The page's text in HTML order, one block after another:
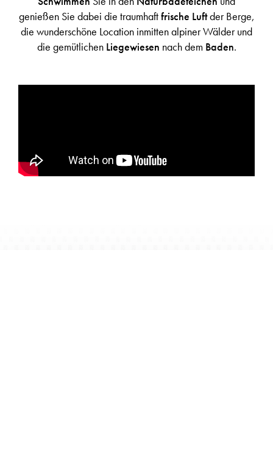
genießen Sie dabei die traumhaftfrische Luftder Berge,
die wunderschöne Location inmitten alpiner Wälder und
die gemütlichen Liegewiesen nach dem Baden.